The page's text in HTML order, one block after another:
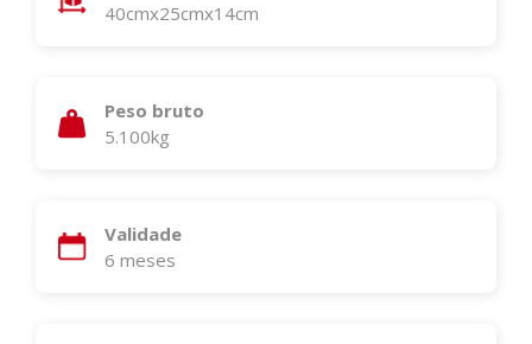
40cmx25cmx14cm
Peso bruto
5.100kg
Validade
6 meses